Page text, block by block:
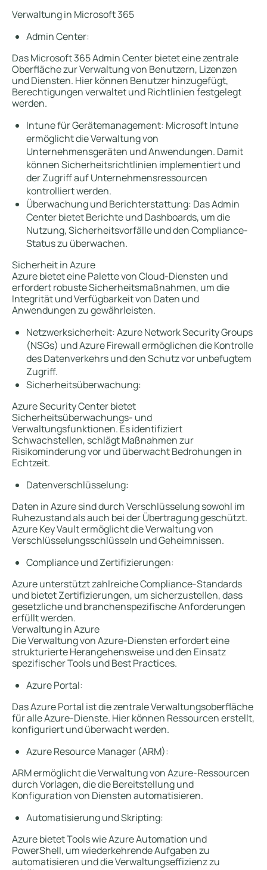
Verwaltung in Microsoft 365
Admin Center:
Das Microsoft 365 Admin Center bietet eine zentrale
Oberfläche zur Verwaltung von Benutzern, Lizenzen
und Diensten. Hier können Benutzer hinzugefügt,
Berechtigungen verwaltet und Richtlinien festgelegt
werden.
Intune für Gerätemanagement: Microsoft Intune
ermöglicht die Verwaltung von
Unternehmensgeräten und Anwendungen. Damit
können Sicherheitsrichtlinien implementiert und
der Zugriff auf Unternehmensressourcen
kontrolliert werden.
Überwachung und Berichterstattung: Das Admin
Center bietet Berichte und Dashboards, um die
Nutzung, Sicherheitsvorfälle und den Compliance-
Status zu überwachen.
Sicherheit in Azure
Azure bietet eine Palette von Cloud-Diensten und
erfordert robuste Sicherheitsmaßnahmen, um die
Integrität und Verfügbarkeit von Daten und
Anwendungen zu gewährleisten.
Netzwerksicherheit: Azure Network Security Groups
(NSGs) und Azure Firewall ermöglichen die Kontrolle
des Datenverkehrs und den Schutz vor unbefugtem
Zugriff.
Sicherheitsüberwachung:
Azure Security Center bietet
Sicherheitsüberwachungs- und
Verwaltungsfunktionen. Es identifiziert
Schwachstellen, schlägt Maßnahmen zur
Risikominderung vor und überwacht Bedrohungen in
Echtzeit.
Datenverschlüsselung:
Daten in Azure sind durch Verschlüsselung sowohl im
Ruhezustand als auch bei der Übertragung geschützt.
Azure Key Vault ermöglicht die Verwaltung von
Verschlüsselungsschlüsseln und Geheimnissen.
Compliance und Zertifizierungen:
Azure unterstützt zahlreiche Compliance-Standards
und bietet Zertifizierungen, um sicherzustellen, dass
gesetzliche und branchenspezifische Anforderungen
erfüllt werden.
Verwaltung in Azure
Die Verwaltung von Azure-Diensten erfordert eine
strukturierte Herangehensweise und den Einsatz
spezifischer Tools und Best Practices.
Azure Portal:
Das Azure Portal ist die zentrale Verwaltungsoberfläche
für alle Azure-Dienste. Hier können Ressourcen erstellt,
konfiguriert und überwacht werden.
Azure Resource Manager (ARM):
ARM ermöglicht die Verwaltung von Azure-Ressourcen
durch Vorlagen, die die Bereitstellung und
Konfiguration von Diensten automatisieren.
Automatisierung und Skripting:
Azure bietet Tools wie Azure Automation und
PowerShell, um wiederkehrende Aufgaben zu
automatisieren und die Verwaltungseffizienz zu